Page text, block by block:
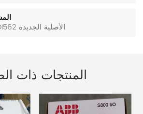
وحدة ABB DI562 الأصلية الجديدة
المنتجات ذات